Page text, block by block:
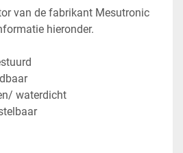
van de fabrikant Mesutronic
hieronder.
waterdicht